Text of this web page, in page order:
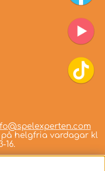
på helgfria vardagar kl
16.